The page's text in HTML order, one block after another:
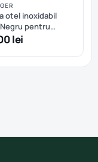
otel inoxidabil
pentru
Sprenger
lei